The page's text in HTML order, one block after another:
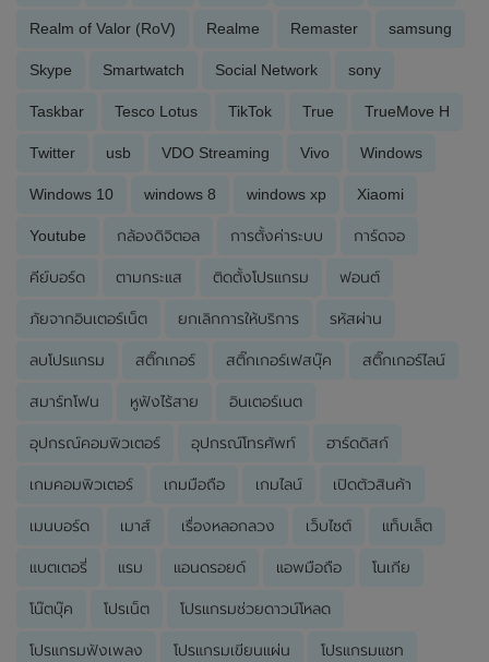
Realm of Valor (RoV) Realme Remaster samsung
Skype Smartwatch Social Network sony
Taskbar Tesco Lotus TikTok True TrueMove H
Twitter usb VDO Streaming Vivo Windows
Windows 10 windows 8 windows xp Xiaomi
Youtube กล้องดิจิตอล การตั้งค่าระบบ การ์ดจอ
คีย์บอร์ด ตามกระแส ติดตั้งโปรแกรม ฟอนต์
ภัยจากอินเตอร์เน็ต ยกเลิกการให้บริการ รหัสผ่าน
ลบโปรแกรม สติ๊กเกอร์ สติ๊กเกอร์เฟสบุ๊ค สติ๊กเกอร์ไลน์
สมาร์ทโฟน หูฟังไร้สาย อินเตอร์เนต
อุปกรณ์คอมพิวเตอร์ อุปกรณ์โทรศัพท์ ฮาร์ดดิสก์
เกมคอมพิวเตอร์ เกมมือถือ เกมไลน์ เปิดตัวสินค้า
เมนบอร์ด เมาส์ เรื่องหลอกลวง เว็บไซต์ แท็บเล็ต
แบตเตอรี่ แรม แอนดรอยด์ แอพมือถือ โนเกีย
โน๊ตบุ๊ค โปรเน็ต โปรแกรมช่วยดาวน์โหลด
โปรแกรมฟังเพลง โปรแกรมเขียนแผ่น โปรแกรมแชท